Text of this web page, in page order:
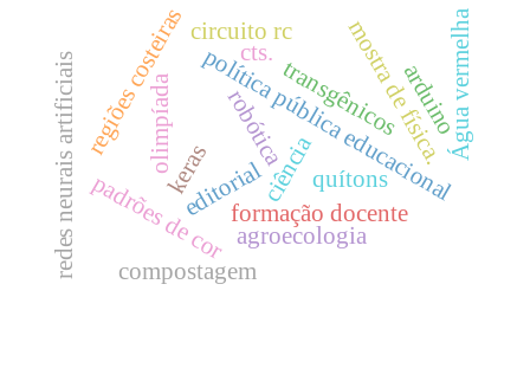
editorial
olimpíada política pública educacional
padrões de cor quítons
regiões costeiras robótica
redes neurais artificiais keras
mostra de física.
formação docente
transgênicos
cts. Água vermelha
agroecologia
compostagem
ciência
arduino
circuito rc